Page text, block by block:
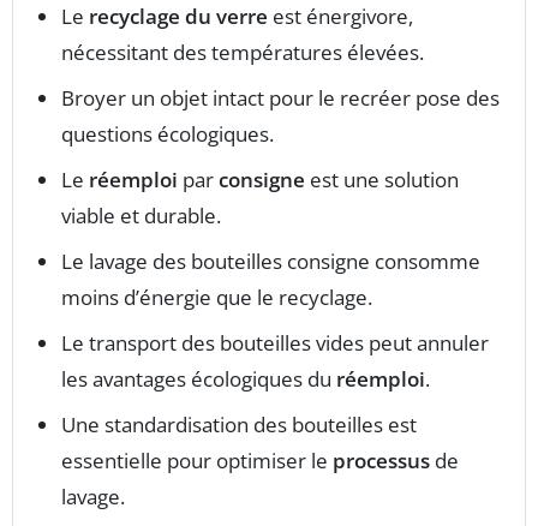
Le recyclage du verre est énergivore,
nécessitant des températures élevées.
Broyer un objet intact pour le recréer pose des
questions écologiques.
Le réemploi parconsigne est une solution
viable et durable.
Le lavage des bouteilles consigne consomme
moins d’énergie que le recyclage.
Le transport des bouteilles vides peut annuler
les avantages écologiques du réemploi.
Une standardisation des bouteilles est
essentielle pour optimiser le processus de
lavage.